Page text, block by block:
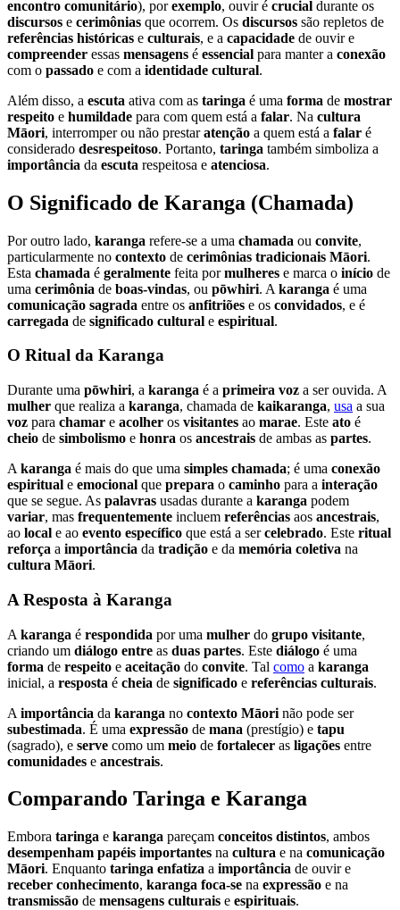
encontro comunitário), porexemplo, ouvir é crucial durante os
discursos e cerimônias que ocorrem. Os discursos são repletos de
referências históricas e culturais, e a capacidade de ouvir e
compreender essas mensagens é essencial para manter a conexão
com o passado e com a identidade cultural.
Além disso, a escuta ativa com as taringa é uma forma de mostrar
respeito e humildade para com quem está a falar. Na cultura
Māori, interromper ou não prestaratenção a quem está a falar é
considerado desrespeitoso. Portanto, taringa também simboliza a
importância da escuta respeitosa e atenciosa.
O Significado de Karanga (Chamada)
Por outro lado, karanga refere-se a uma chamada ou convite,
particularmente no contexto de cerimônias tradicionais Māori.
Esta chamada é geralmente feita pormulheres e marca o início de
uma cerimônia de boas-vindas, ou pōwhiri. A karanga é uma
comunicação sagrada entre os anfitriões e os convidados, e é
carregada de significado cultural e espiritual.
O Ritual da Karanga
Durante uma pōwhiri, a karanga é a primeira voz a ser ouvida. A
mulher que realiza a karanga, chamada de kaikaranga, usa a sua
voz para chamar e acolher os visitantes ao marae. Este ato é
cheio de simbolismo e honra os ancestrais de ambas as partes.
A karanga é mais do que uma simples chamada; é uma conexão
espiritual e emocional que prepara o caminho para a interação
que se segue. As palavras usadas durante a karanga podem
variar, mas frequentemente incluem referências aos ancestrais,
ao local e ao evento específico que está a sercelebrado. Este ritual
reforça a importância da tradição e da memória coletiva na
cultura Māori.
A Resposta à Karanga
A karanga é respondida por uma mulher do grupo visitante,
criando um diálogo entre as duas partes. Este diálogo é uma
forma de respeito e aceitação do convite. Tal como a karanga
inicial, a resposta é cheia de significado e referências culturais.
A importância da karanga no contexto Māori não pode ser
subestimada. É uma expressão de mana (prestígio) e tapu
(sagrado), e serve como um meio de fortalecer as ligações entre
comunidades e ancestrais.
Comparando Taringa e Karanga
Embora taringa e karanga pareçam conceitos distintos, ambos
desempenham papéis importantes na cultura e na comunicação
Māori. Enquanto taringa enfatiza a importância de ouvir e
receber conhecimento, karanga foca-se na expressão e na
transmissão de mensagens culturais e espirituais.